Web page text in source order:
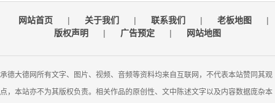
网站首页 | 关于我们 | 联系我们 | 老板地图
|
版权声明
| 广告预定 | 网站地图
承德大德网所有文字、图片、视频、音频等资料均来自互联网，不代表本站赞同其观
点，本站亦不为其版权负责。相关作品的原创性、文中陈述文字以及内容数据庞杂本